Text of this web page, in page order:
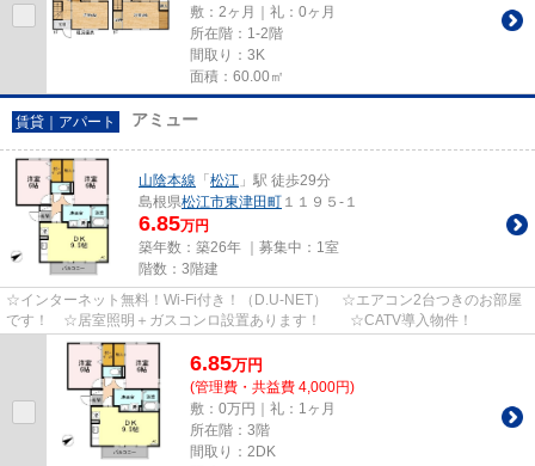
敷：2ヶ月｜礼：0ヶ月
所在階：1-2階
間取り：3K
面積：60.00㎡
賃貸｜アパート アミュー
山陰本線 「 松江 」駅 徒歩29分
島根県松江市東津田町 １１９５-１
6.85万円
築年数：築26年 ｜募集中： 1室
階数：3階建
☆インターネット無料！Wi-Fi付き！（D.U-NET） ☆エアコン2台つきのお部屋
です！ ☆居室照明＋ガスコンロ設置あります！ ☆CATV導入物件！
6.85万円
(管理費・共益費 4,000円)
敷：0万円｜礼：1ヶ月
所在階：3階
間取り：2DK